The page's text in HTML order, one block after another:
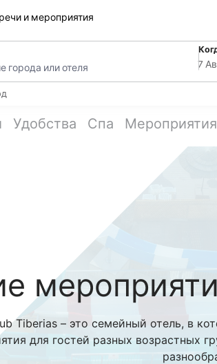
и мероприятия
города или отеля 7
Удобства Спа
Tiberias – это семейный отель, в
для гостей разных возрастных